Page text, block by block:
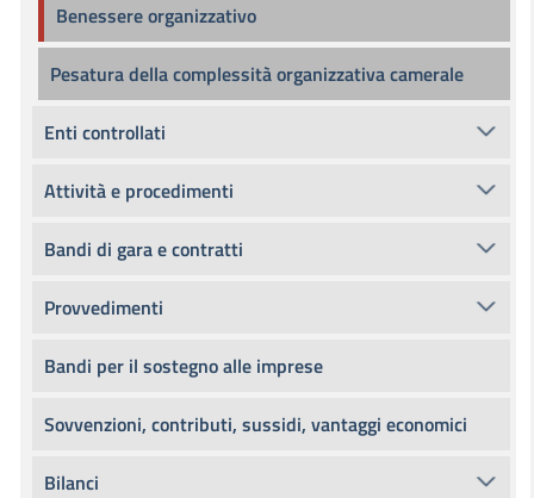
Benessere organizzativo
Pesatura della complessità organizzativa camerale
Enti controllati
Attività e procedimenti
Bandi di gara e contratti
Provvedimenti
Bandi per il sostegno alle imprese
Sovvenzioni, contributi, sussidi, vantaggi economici
Bilanci